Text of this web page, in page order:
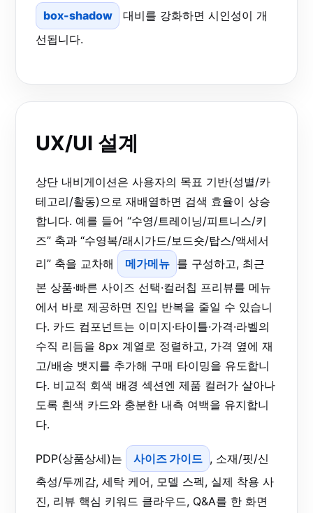
box-shadow
대비를 강화하면 시인성이 개
선됩니다.
UX/UI 설계
상단 내비게이션은 사용자의 목표 기반(성별/카
테고리/활동)으로 재배열하면 검색 효율이 상승
합니다. 예를 들어 “수영/트레이닝/피트니스/키
즈” 축과 “수영복/래시가드/보드숏/탑스/액세서
리” 축을 교차해
메가메뉴 를 구성하고, 최근
본 상품·빠른 사이즈 선택·컬러칩 프리뷰를 메뉴
에서 바로 제공하면 진입 반복을 줄일 수 있습니
다. 카드 컴포넌트는 이미지·타이틀·가격·라벨의
수직 리듬을 8px 계열로 정렬하고, 가격 옆에 재
고/배송 뱃지를 추가해 구매 타이밍을 유도합니
다. 비교적 회색 배경 섹션엔 제품 컬러가 살아나
도록 흰색 카드와 충분한 내측 여백을 유지합니
다.
PDP(상품상세)는 사이즈 가이드 , 소재/핏/신
축성/두께감, 세탁 케어, 모델 스펙, 실제 착용 사
진, 리뷰 핵심 키워드 클라우드, Q&A를 한 화면